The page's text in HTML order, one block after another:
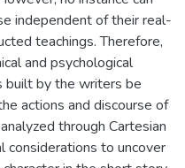
independent of their real-
teachings. Therefore,
and psychological
built by the writers be
actions and discourse of
through Cartesian
considerations to uncover